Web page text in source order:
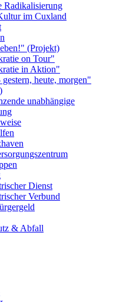
Radikalisierung
im Cuxland
(Projekt)
on Tour"
in Aktion"
heute, morgen"
unabhängige
Dienst
Verbund
& Abfall